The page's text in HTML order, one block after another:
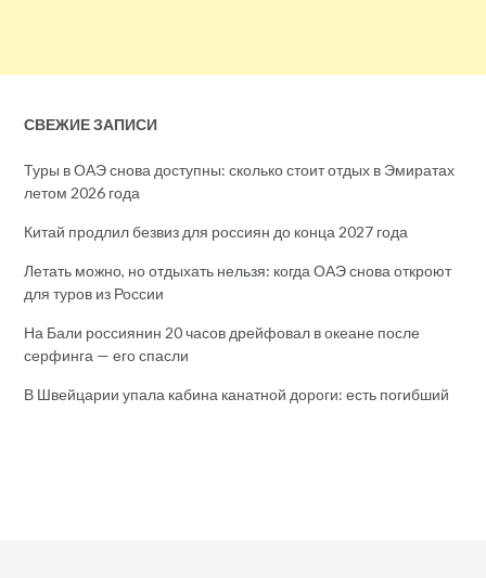
СВЕЖИЕ ЗАПИСИ
Туры в ОАЭ снова доступны: сколько стоит отдых в Эмиратах
летом 2026 года
Китай продлил безвиз для россиян до конца 2027 года
Летать можно, но отдыхать нельзя: когда ОАЭ снова откроют
для туров из России
На Бали россиянин 20 часов дрейфовал в океане после
серфинга — его спасли
В Швейцарии упала кабина канатной дороги: есть погибший